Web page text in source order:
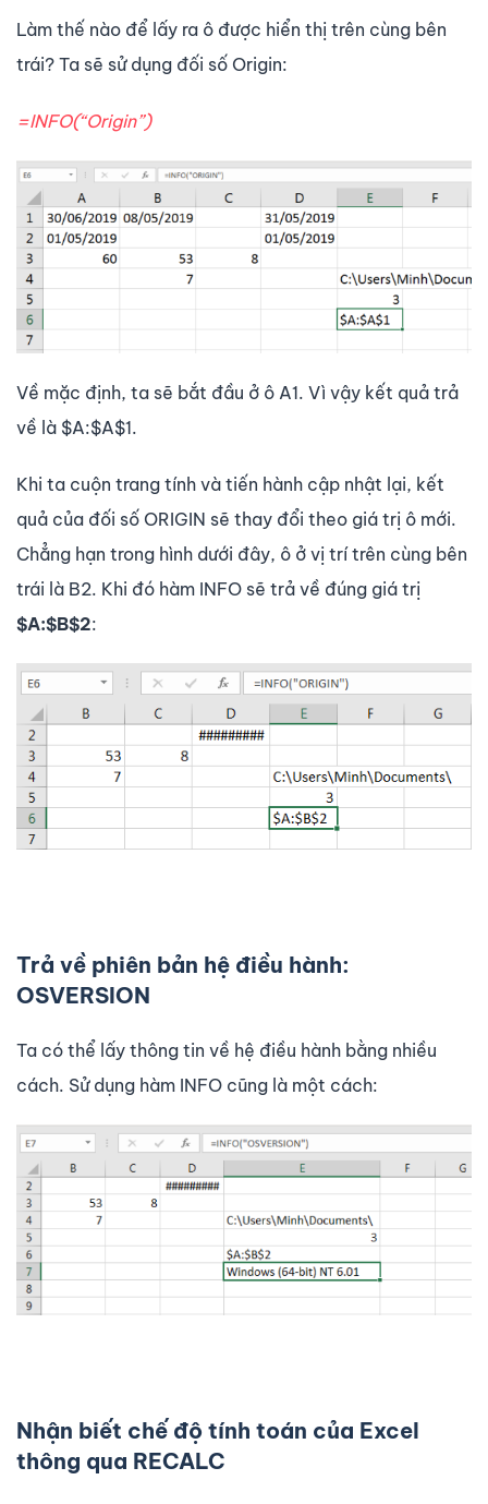
Làm thế nào để lấy ra ô được hiển thị trên cùng bên
trái? Ta sẽ sử dụng đối số Origin:
=INFO(“Origin”)
Về mặc định, ta sẽ bắt đầu ở ô A1. Vì vậy kết quả trả
về là $A:$A$1.
Khi ta cuộn trang tính và tiến hành cập nhật lại, kết
quả của đối số ORIGIN sẽ thay đổi theo giá trị ô mới.
Chẳng hạn trong hình dưới đây, ô ở vị trí trên cùng bên
trái là B2. Khi đó hàm INFO sẽ trả về đúng giá trị
$A:$B$2:
Trả về phiên bản hệ điều hành:
OSVERSION
Ta có thể lấy thông tin về hệ điều hành bằng nhiều
cách. Sử dụng hàm INFO cũng là một cách:
Nhận biết chế độ tính toán của Excel
thông qua RECALC